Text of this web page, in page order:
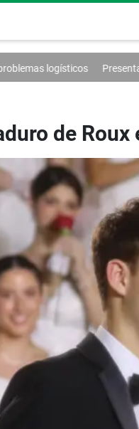
una guía sencilla para sanar
de